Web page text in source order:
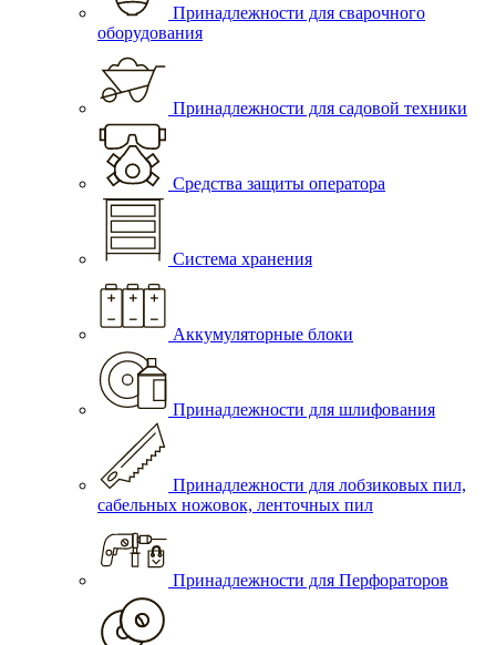
Принадлежности для сварочного
оборудования
Принадлежности для садовой техники
Средства защиты оператора
Система хранения
Аккумуляторные блоки
Принадлежности для шлифования
Принадлежности для лобзиковых пил,
сабельных ножовок, ленточных пил
Принадлежности для Перфораторов